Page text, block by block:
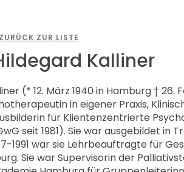
ZURÜCK ZUR LISTE
Kalliner
(* 12. März 1940 in Hamburg † 26.
in eigener Praxis,
für Klientenzentrierte
seit 1981). Sie war ausgebildet in
1991 war sie Lehrbeauftragte für
Sie war Supervisorin der